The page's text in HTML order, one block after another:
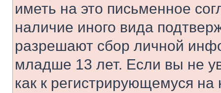
иметь на это письменное
наличие иного вида
разрешают сбор личной
младше 13 лет. Если вы не
как к регистрирующемуся